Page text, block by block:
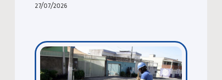
27/07/2026